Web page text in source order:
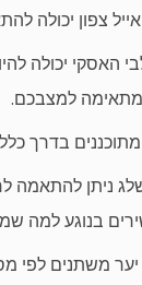
צפון יכולה
האסקי יכולה
למצבכם.
מתוכננים בדרך
ניתן להתאמה
בנוגע למה
יער משתנים